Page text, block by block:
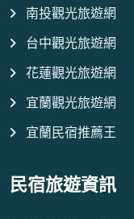
南投觀光旅遊網
台中觀光旅遊網
花蓮觀光旅遊網
宜蘭觀光旅遊網
宜蘭民宿推薦王
民宿旅遊資訊